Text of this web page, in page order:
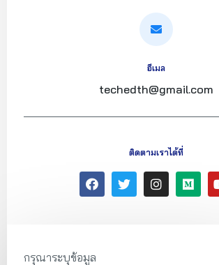
อีเมล
techedth@gmail.com
ติดตามเราได้ที่
กรุณาระบุข้อมูล